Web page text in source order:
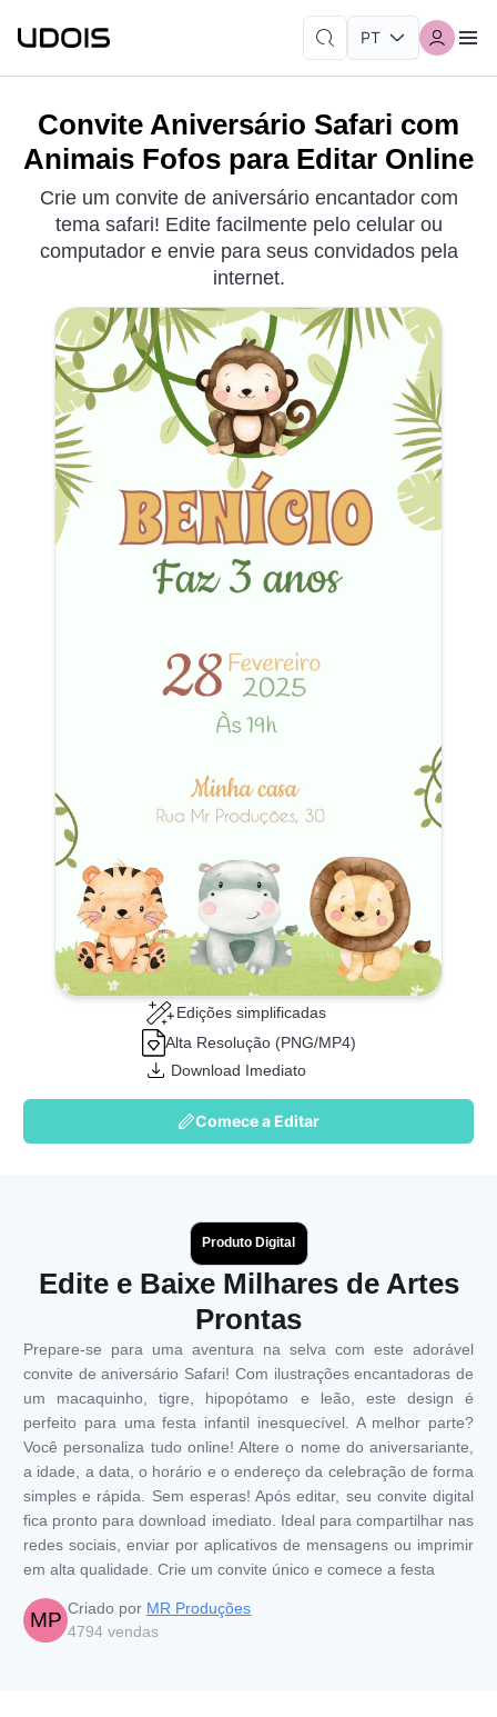
Convite Aniversário Safari com
Animais Fofos para Editar Online
Crie um convite de aniversário encantador com
tema safari! Edite facilmente pelo celular ou
computador e envie para seus convidados pela
internet.
Edições simplificadas
Alta Resolução (PNG/MP4)
Download Imediato
Comece a Editar
Produto Digital
Edite e Baixe Milhares de Artes
Prontas
Prepare-se para uma aventura na selva com este adorável
convite de aniversário Safari! Com ilustrações encantadoras de
um macaquinho, tigre, hipopótamo e leão, este design é
perfeito para uma festa infantil inesquecível. A melhor parte?
Você personaliza tudo online! Altere o nome do aniversariante,
a idade, a data, o horário e o endereço da celebração de forma
simples e rápida. Sem esperas! Após editar, seu convite digital
fica pronto para download imediato. Ideal para compartilhar nas
redes sociais, enviar por aplicativos de mensagens ou imprimir
em alta qualidade. Crie um convite único e comece a festa
MP Criado por MR Produções
4794 vendas